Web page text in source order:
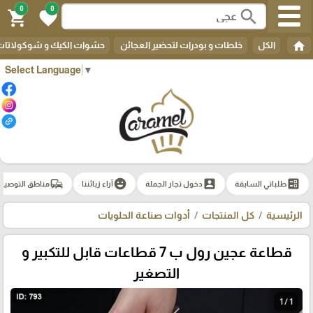
Select Language ▼
search
0
favorite
0
shopping_cart
home الكل خلطات و بودرات لتحضير العجائن حشوات الكيك و
ballotطلباتي السابقة account_box دخول تجار الجملة emoji_emotionsآراء زبائننا commuteمناطق
الرئيسية كل المنتجات أدوات صناعة الحلويات
قطاعة عجين رول ب 7 قطاعات قابل للتكبير و
التصغير
1 / 1